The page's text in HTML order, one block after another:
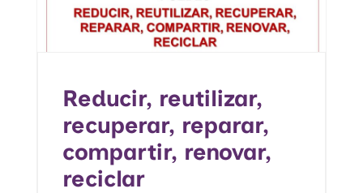
Reducir, reutilizar,
recuperar, reparar,
compartir, renovar,
reciclar